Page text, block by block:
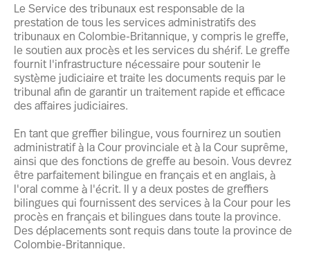
Le Service des tribunaux est responsable de la
prestation de tous les services administratifs des
tribunaux en Colombie-Britannique, y compris le greffe,
le soutien aux procès et les services du shérif. Le greffe
fournit l'infrastructure nécessaire pour soutenir le
système judiciaire et traite les documents requis par le
tribunal afin de garantir un traitement rapide et efficace
des affaires judiciaires.
En tant que greffier bilingue, vous fournirez un soutien
administratif à la Cour provinciale et à la Cour suprême,
ainsi que des fonctions de greffe au besoin. Vous devrez
être parfaitement bilingue en français et en anglais, à
l'oral comme à l'écrit. Il y a deux postes de greffiers
bilingues qui fournissent des services à la Cour pour les
procès en français et bilingues dans toute la province.
Des déplacements sont requis dans toute la province de
Colombie-Britannique.